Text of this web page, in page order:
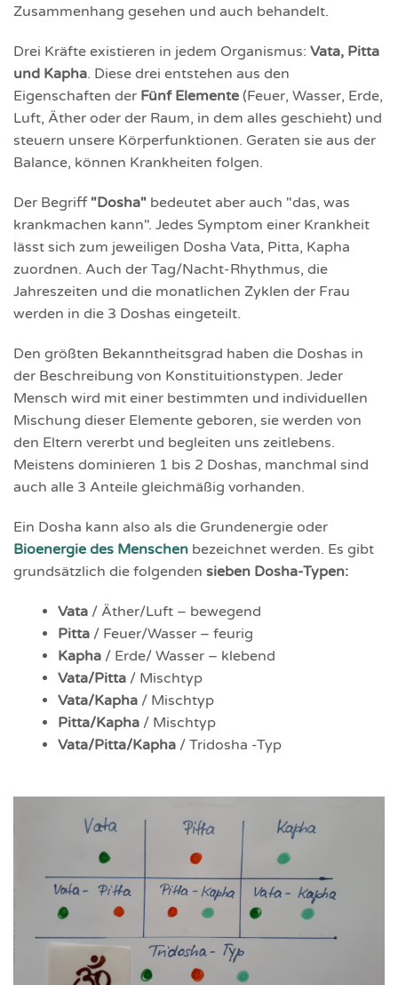
Zusammenhang gesehen und auch behandelt.
Drei Kräfte existieren in jedem Organismus: Vata, Pitta
und Kapha. Diese drei entstehen aus den
Eigenschaften der Fünf Elemente (Feuer, Wasser, Erde,
Luft, Äther oder der Raum, in dem alles geschieht) und
steuern unsere Körperfunktionen. Geraten sie aus der
Balance, können Krankheiten folgen.
Der Begriff "Dosha" bedeutet aber auch "das, was
krankmachen kann". Jedes Symptom einer Krankheit
lässt sich zum jeweiligen Dosha Vata, Pitta, Kapha
zuordnen. Auch der Tag/Nacht-Rhythmus, die
Jahreszeiten und die monatlichen Zyklen der Frau
werden in die 3 Doshas eingeteilt.
Den größten Bekanntheitsgrad haben die Doshas in
der Beschreibung von Konstituitionstypen. Jeder
Mensch wird mit einer bestimmten und individuellen
Mischung dieser Elemente geboren, sie werden von
den Eltern vererbt und begleiten uns zeitlebens.
Meistens dominieren 1 bis 2 Doshas, manchmal sind
auch alle 3 Anteile gleichmäßig vorhanden.
Ein Dosha kann also als die Grundenergie oder
Bioenergie des Menschen bezeichnet werden. Es gibt
grundsätzlich die folgenden sieben Dosha-Typen:
Vata / Äther/Luft – bewegend
Pitta / Feuer/Wasser – feurig
Kapha / Erde/ Wasser – klebend
Vata/Pitta / Mischtyp
Vata/Kapha / Mischtyp
Pitta/Kapha / Mischtyp
Vata/Pitta/Kapha / Tridosha -Typ